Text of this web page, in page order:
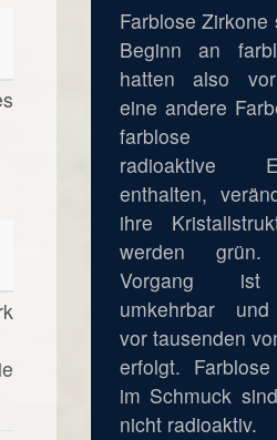
Farblose Zirkone
Beginn an
hatten also
eine andere
farblose
radioaktive
enthalten,
ihre
werden grün.
Vorgang
umkehrbar
vor tausenden
erfolgt.
im Schmuck
nicht radioaktiv.